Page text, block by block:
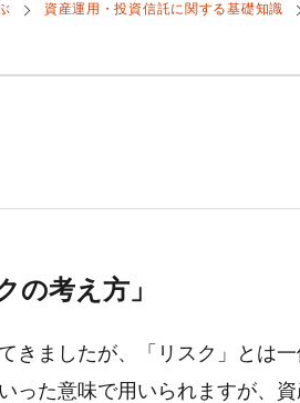
資産運用・投資信託に関する基礎知識
の考え方」
きましたが、「リスク」とは
った意味で用いられますが、